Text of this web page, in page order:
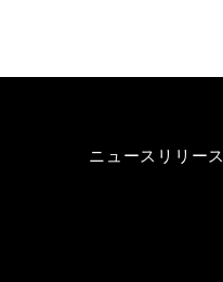
ニュースリリース